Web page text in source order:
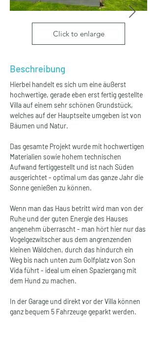
Click to enlarge
Beschreibung
Hierbei handelt es sich um eine äußerst
hochwertige, gerade eben erst fertig gestellte
Villa auf einem sehr schönen Grundstück,
welches auf der Hauptseite umgeben ist von
Bäumen und Natur.
Das gesamte Projekt wurde mit hochwertigen
Materialien sowie hohem technischen
Aufwand fertiggestellt und ist nach Süden
ausgerichtet - optimal um das ganze Jahr die
Sonne genießen zu können.
Wenn man das Haus betritt wird man von der
Ruhe und der guten Energie des Hauses
angenehm überrascht - man hört hier nur das
Vogelgezwitscher aus dem angrenzenden
kleinen Wäldchen, durch das hindurch ein
Weg bis nach unten zum Golfplatz von Son
Vida führt - ideal um einen Spaziergang mit
dem Hund zu machen.
In der Garage und direkt vor der Villa können
ganz bequem 5 Fahrzeuge geparkt werden.